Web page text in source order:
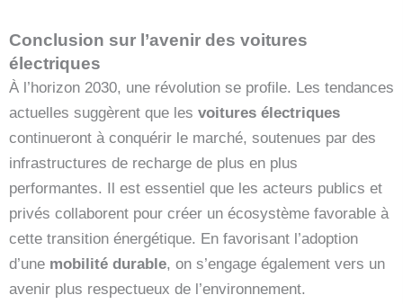
Conclusion sur l’avenir des voitures
électriques
À l’horizon 2030, une révolution se profile. Les tendances
actuelles suggèrent que les voitures électriques
continueront à conquérir le marché, soutenues par des
infrastructures de recharge de plus en plus
performantes. Il est essentiel que les acteurs publics et
privés collaborent pour créer un écosystème favorable à
cette transition énergétique. En favorisant l’adoption
d’une mobilité durable, on s’engage également vers un
avenir plus respectueux de l’environnement.